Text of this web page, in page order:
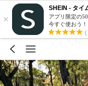
×
SHEIN - タイ
アプリ限定の
今すぐ使おう！